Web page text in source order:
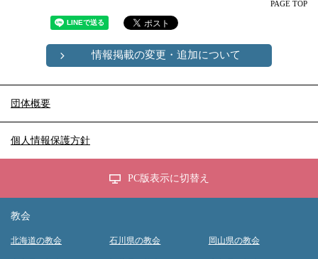
PAGE TOP
情報掲載の変更・追加について
団体概要
個人情報保護方針
PC版表示に切替え
教会
北海道の教会 石川県の教会 岡山県の教会